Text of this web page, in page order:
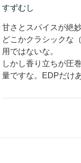
すずむし
甘さとスパイスが絶
どこかクラシックな
用ではないな。
しかし香り立ちが圧
量ですな。EDPだけ